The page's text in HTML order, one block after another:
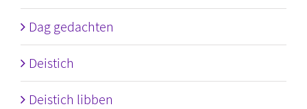
Dag gedachten
Deistich
Deistich libben